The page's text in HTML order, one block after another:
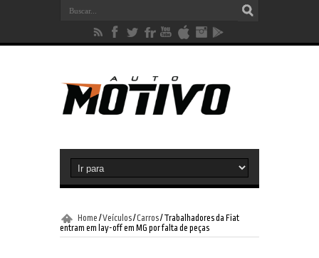
Home /Veículos/Carros/Trabalhadores da Fiat
entram em lay-off em MG por falta de peças